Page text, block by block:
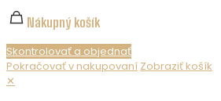
Nákupný košík
Skontrolovať a objednať
Pokračovať v nakupovaní Zobraziť košík
✕